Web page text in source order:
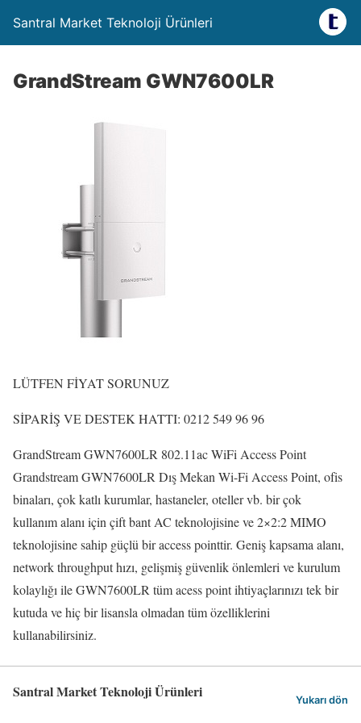
Santral Market Teknoloji Ürünleri
GrandStream GWN7600LR
LÜTFEN FİYAT SORUNUZ
SİPARİŞ VE DESTEK HATTI: 0212 549 96 96
GrandStream GWN7600LR 802.11ac WiFi Access Point
Grandstream GWN7600LR Dış Mekan Wi-Fi Access Point, ofis
binaları, çok katlı kurumlar, hastaneler, oteller vb. bir çok
kullanım alanı için çift bant AC teknolojisine ve 2×2:2 MIMO
teknolojisine sahip güçlü bir access pointtir. Geniş kapsama alanı,
network throughput hızı, gelişmiş güvenlik önlemleri ve kurulum
kolaylığı ile GWN7600LR tüm acess point ihtiyaçlarınızı tek bir
kutuda ve hiç bir lisansla olmadan tüm özelliklerini
kullanabilirsiniz.
Santral Market Teknoloji Ürünleri Yukarı dön